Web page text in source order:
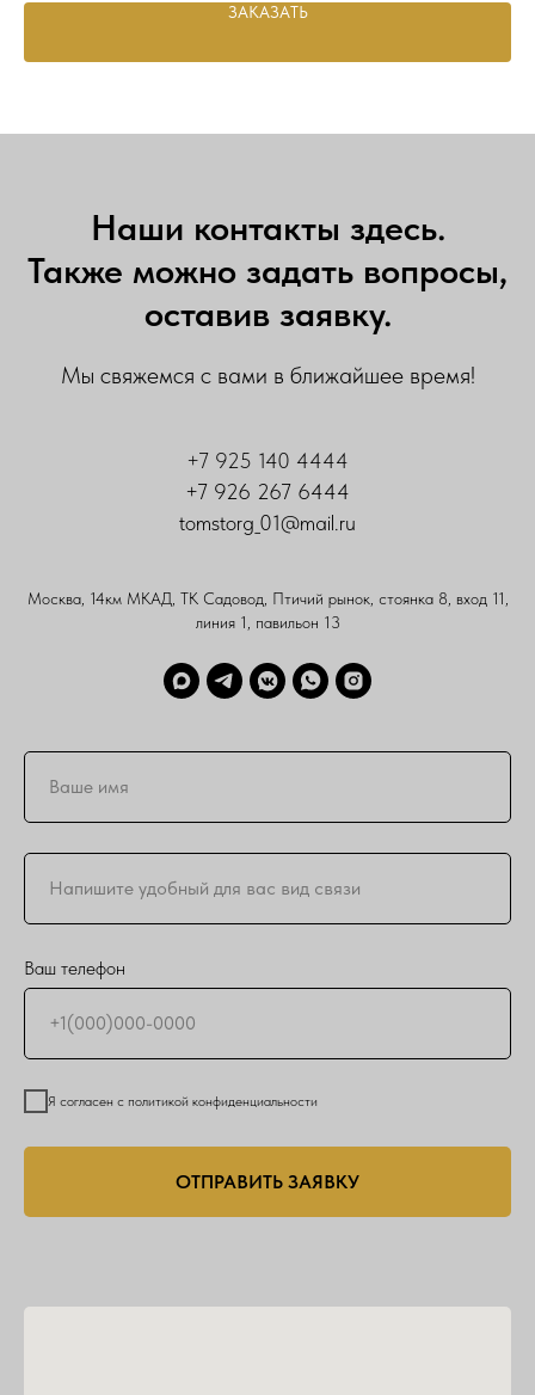
ЗАКАЗАТЬ
Наши контакты здесь.
Также можно задать вопросы,
оставив заявку.
Мы свяжемся с вами в ближайшее время!
+7 925 140 4444
+7 926 267 6444
tomstorg_01@mail.ru
Москва, 14км МКАД, ТК Садовод, Птичий рынок, стоянка 8, вход 11,
линия 1, павильон 13
Ваш телефон
Я согласен с политикой конфиденциальности
ОТПРАВИТЬ ЗАЯВКУ